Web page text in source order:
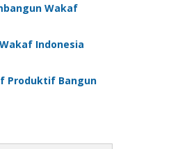
Wakaf
Indonesia
Produktif Bangun